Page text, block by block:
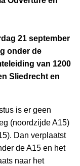
21 september
onder de
van 1200
Sliedrecht en
is er geen
(noordzijde A15)
Dan verplaatst
de A15 en het
naar het